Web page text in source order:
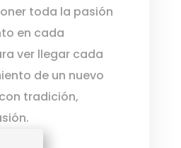
toda la pasión
en cada
ver llegar cada
de un nuevo
tradición,